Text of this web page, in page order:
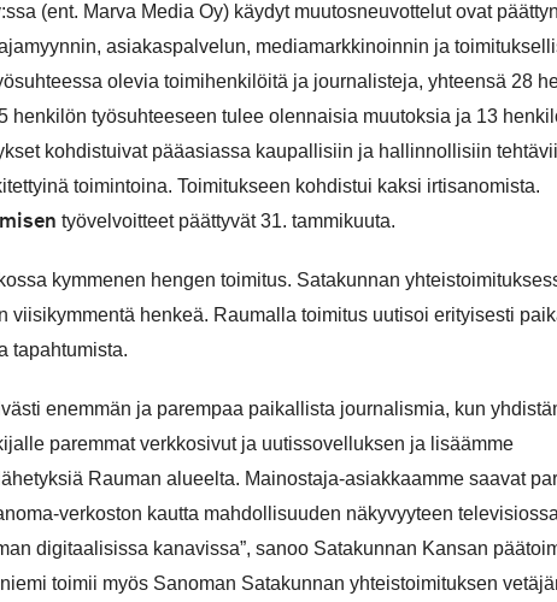
(ent. Marva Media Oy) käydyt muutosneuvottelut ovat
asiakaspalvelun, mediamarkkinoinnin ja
olevia toimihenkilöitä ja journalisteja, yhteensä 28
henkilön työsuhteeseen tulee olennaisia muutoksia ja 13
kohdistuivat pääasiassa kaupallisiin ja hallinnollisiin
toimintoina. Toimitukseen kohdistui kaksi irtisanomista.
työvelvoitteet päättyvät 31. tammikuuta.
kymmenen hengen toimitus. Satakunnan
viisikymmentä henkeä. Raumalla toimitus uutisoi erityisesti
tapahtumista.
enemmän ja parempaa paikallista journalismia, kun
paremmat verkkosivut ja uutissovelluksen ja lisäämme
Rauman alueelta. Mainostaja-asiakkaamme saavat
verkoston kautta mahdollisuuden näkyvyyteen
digitaalisissa kanavissa”, sanoo Satakunnan Kansan
toimii myös Sanoman Satakunnan yhteistoimituksen